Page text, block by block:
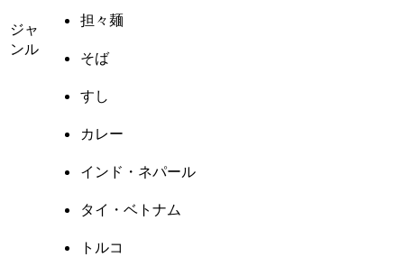
ジャ
ンル
担々麺
そば
すし
カレー
インド・ネパール
タイ・ベトナム
トルコ